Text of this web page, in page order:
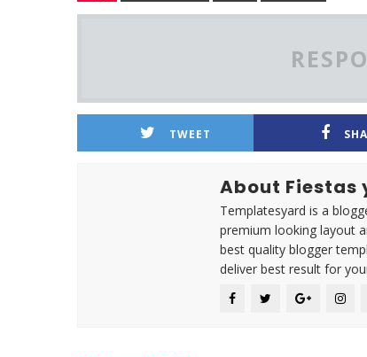
TWEET
About Fiestas
Templatesyard is a
premium looking layout
best quality blogger
deliver best result for